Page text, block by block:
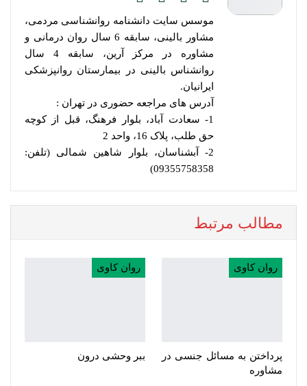
موسس سایت دانشنامه روانشناسی مردمی،
مشاور بالینی، سابقه 6 سال روان درمانی و
مشاوره در مرکز آرین، سابقه 4 سال
روانشناس بالینی در بیمارستان روانپزشکی
ایرانیان.
آدرس های مراجعه حضوری در تهران :
1- سعادت آباد، بلوار فرهنگ، قبل از کوچه
حق طلب، پلاک 16، واحد 2
2- آبشناسان، بلوار شاهین شمالی (تلفن:
09355758358)
مطالب مرتبط
روان کاوی
پرداختن به مسائل جنسی در
مشاوره
روان کاوی
ببر وحشی درون